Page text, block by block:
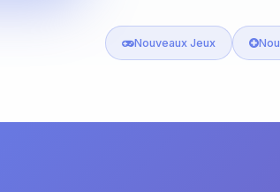
Nouveaux Jeux